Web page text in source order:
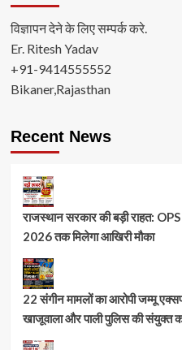
विज्ञापन देने के लिए सम्पर्क करे.
Er. Ritesh Yadav
+91-9414555552
Bikaner,Rajasthan
Recent News
राजस्थान सरकार की बड़ी राहत:
2026 तक मिलेगा आखिरी मौका
22 संगीन मामलों का आरोपी जम्मू
खाजूवाला और पाली पुलिस की संयुक्त